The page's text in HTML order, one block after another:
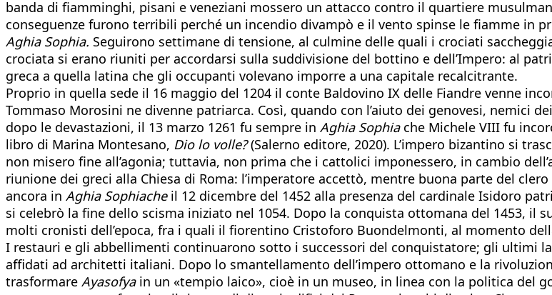
banda di fiamminghi, pisani e veneziani mossero un attacco contro il quartiere
conseguenze furono terribili perché un incendio divampò e il vento spinse le fiamme in
Aghia Sophia. Seguirono settimane di tensione, al culmine delle quali i crociati
crociata si erano riuniti per accordarsi sulla suddivisione del bottino e dell’Impero: al
greca a quella latina che gli occupanti volevano imporre a una capitale recalcitrante.
Proprio in quella sede il 16 maggio del 1204 il conte Baldovino IX delle Fiandre venne
Tommaso Morosini ne divenne patriarca. Così, quando con l’aiuto dei genovesi, nemici
dopo le devastazioni, il 13 marzo 1261 fu sempre in Aghia Sophiache Michele VIII fu
libro di Marina Montesano, Dio lo volle?(Salerno editore, 2020). L’impero bizantino si
non misero fine all’agonia; tuttavia, non prima che i cattolici imponessero, in cambio
riunione dei greci alla Chiesa di Roma: l’imperatore accettò, mentre buona parte del
ancora in Aghia Sophiacheil 12 dicembre del 1452 alla presenza del cardinale Isidoro
si celebrò la fine dello scisma iniziato nel 1054. Dopo la conquista ottomana del 1453, il
molti cronisti dell’epoca, fra i quali il fiorentino Cristoforo Buondelmonti, al momento
I restauri e gli abbellimenti continuarono sotto i successori del conquistatore; gli ultimi
affidati ad architetti italiani. Dopo lo smantellamento dell’impero ottomano e la
trasformare Ayasofyain un «tempio laico», cioè in un museo, in linea con la politica del